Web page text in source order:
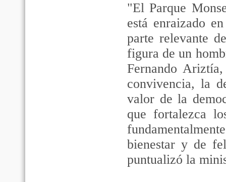
"El Parque
está enraizado
parte relevante
figura de un
Fernando
convivencia, la
valor de la
que fortalezca
bienestar y de
puntualizó la